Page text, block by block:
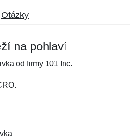
Otázky
na pohlaví
od firmy 101 Inc.